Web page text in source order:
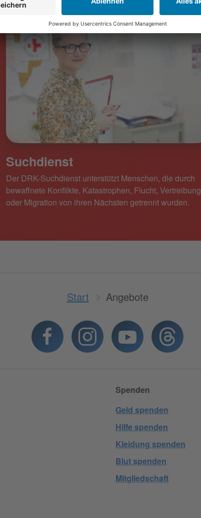
Suchdienst
Der DRK-Suchdienst unterstützt Menschen, die durch
bewaffnete Konflikte, Katastrophen, Flucht, Vertreibung
oder Migration von ihren Nächsten getrennt wurden.
Start Angebote
Spenden
Geld spenden
Hilfe spenden
Kleidung spenden
Blut spenden
Mitgliedschaft